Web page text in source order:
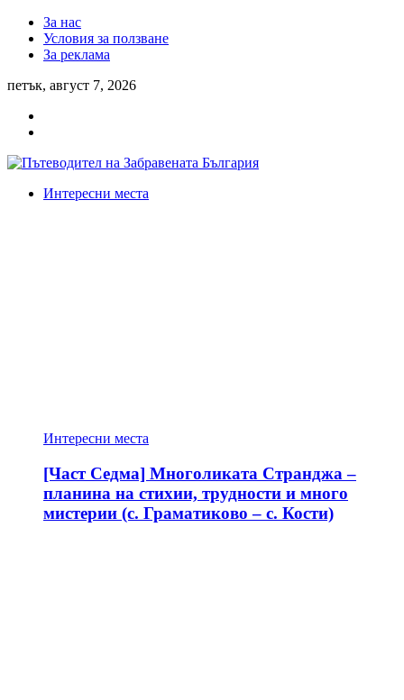
За нас
Условия за ползване
За реклама
петък, август 7, 2026
Интересни места
Интересни места
[Част Седма] Многоликата Странджа –
планина на стихии, трудности и много
мистерии (с. Граматиково – с. Кости)